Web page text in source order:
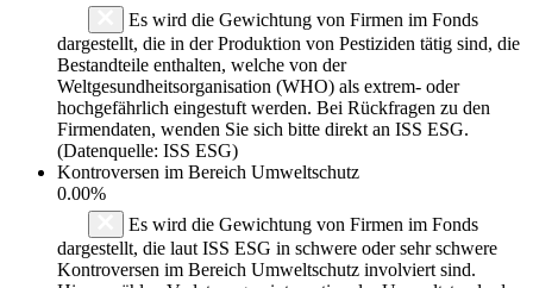
Es wird die Gewichtung von Firmen im Fonds
dargestellt, die in der Produktion von Pestiziden tätig sind, die
Bestandteile enthalten, welche von der
Weltgesundheitsorganisation (WHO) als extrem- oder
hochgefährlich eingestuft werden. Bei Rückfragen zu den
Firmendaten, wenden Sie sich bitte direkt an ISS ESG.
(Datenquelle: ISS ESG)
Kontroversen im Bereich Umweltschutz
0.00%
Es wird die Gewichtung von Firmen im Fonds
dargestellt, die laut ISS ESG in schwere oder sehr schwere
Kontroversen im Bereich Umweltschutz involviert sind.